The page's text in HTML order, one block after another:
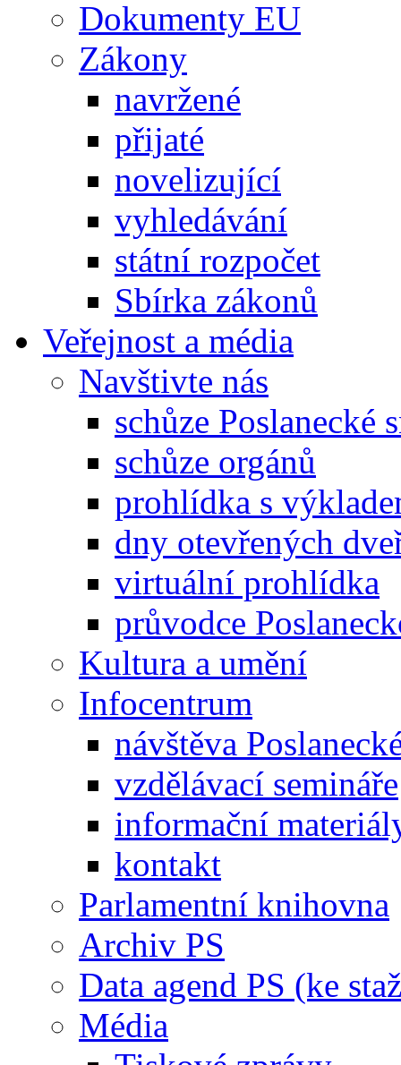
Dokumenty EU
Zákony
navržené
přijaté
novelizující
vyhledávání
státní rozpočet
Sbírka zákonů
Veřejnost a média
Navštivte nás
schůze Poslanecké
schůze orgánů
prohlídka s
dny otevřených
virtuální prohlídka
průvodce
Kultura a umění
Infocentrum
návštěva
vzdělávací semináře
informační
kontakt
Parlamentní knihovna
Archiv PS
Data agend PS (ke
Média